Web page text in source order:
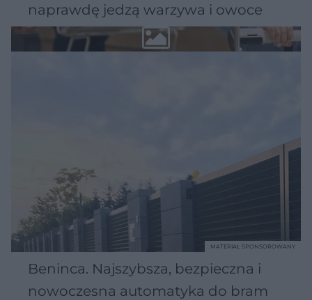
naprawdę jedzą warzywa i owoce
Beninca. Najszybsza, bezpieczna i
nowoczesna automatyka do bram
MATERIAŁ SPONSOROWANY